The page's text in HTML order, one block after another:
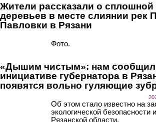
Жители рассказали о
деревьев в месте слиянии рек
Павловки в Рязани
Фото.
«Дышим чистым»: нам
инициативе губернатора в
появятся вольно гуляющие
Об этом стало известно на
экологической безопасности
Рязанской области.